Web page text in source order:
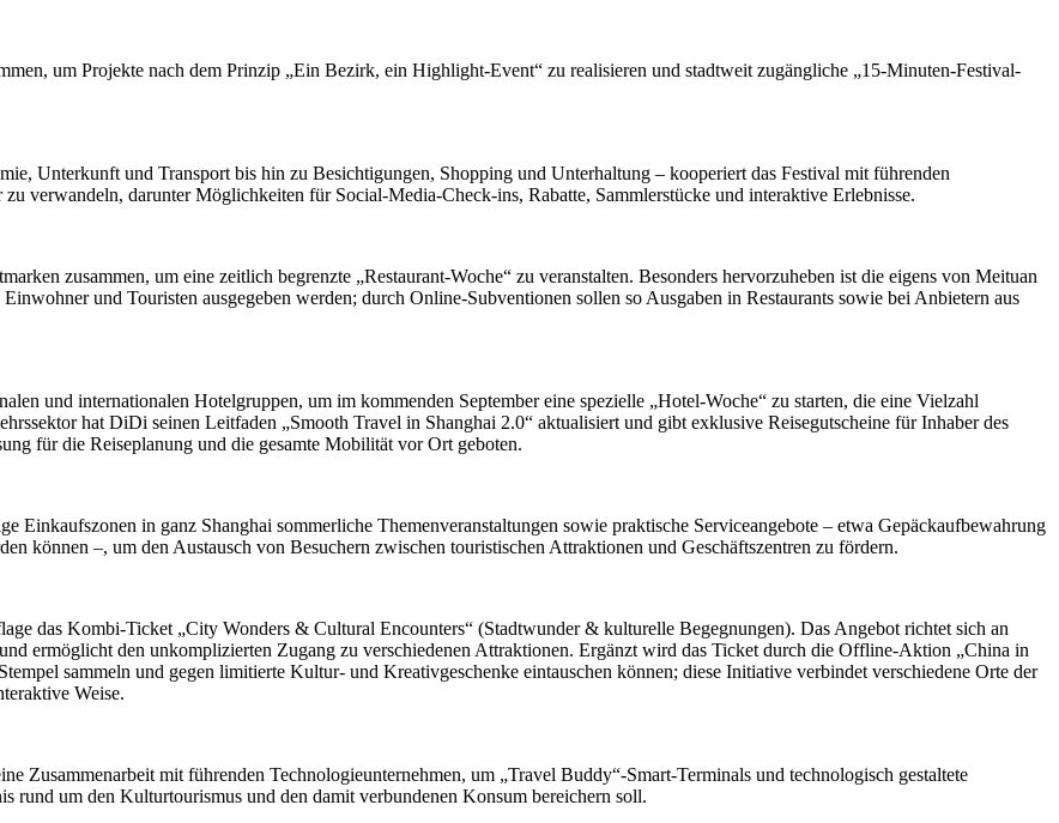
um Projekte nach dem Prinzip „Ein Bezirk, ein Highlight-Event“ zu realisieren und stadtweit zugängliche „15-Minuten-Festival-
Unterkunft und Transport bis hin zu Besichtigungen, Shopping und Unterhaltung – kooperiert das Festival mit führenden
verwandeln, darunter Möglichkeiten für Social-Media-Check-ins, Rabatte, Sammlerstücke und interaktive Erlebnisse.
zusammen, um eine zeitlich begrenzte „Restaurant-Woche“ zu veranstalten. Besonders hervorzuheben ist die eigens von Meituan
und Touristen ausgegeben werden; durch Online-Subventionen sollen so Ausgaben in Restaurants sowie bei Anbietern aus
und internationalen Hotelgruppen, um im kommenden September eine spezielle „Hotel-Woche“ zu starten, die eine Vielzahl
hat DiDi seinen Leitfaden „Smooth Travel in Shanghai 2.0“ aktualisiert und gibt exklusive Reisegutscheine für Inhaber des
für die Reiseplanung und die gesamte Mobilität vor Ort geboten.
Einkaufszonen in ganz Shanghai sommerliche Themenveranstaltungen sowie praktische Serviceangebote – etwa Gepäckaufbewahrung
können –, um den Austausch von Besuchern zwischen touristischen Attraktionen und Geschäftszentren zu fördern.
das Kombi-Ticket „City Wonders & Cultural Encounters“ (Stadtwunder & kulturelle Begegnungen). Das Angebot richtet sich an
ermöglicht den unkomplizierten Zugang zu verschiedenen Attraktionen. Ergänzt wird das Ticket durch die Offline-Aktion „China in
sammeln und gegen limitierte Kultur- und Kreativgeschenke eintauschen können; diese Initiative verbindet verschiedene Orte der
Weise.
Zusammenarbeit mit führenden Technologieunternehmen, um „Travel Buddy“-Smart-Terminals und technologisch gestaltete
rund um den Kulturtourismus und den damit verbundenen Konsum bereichern soll.